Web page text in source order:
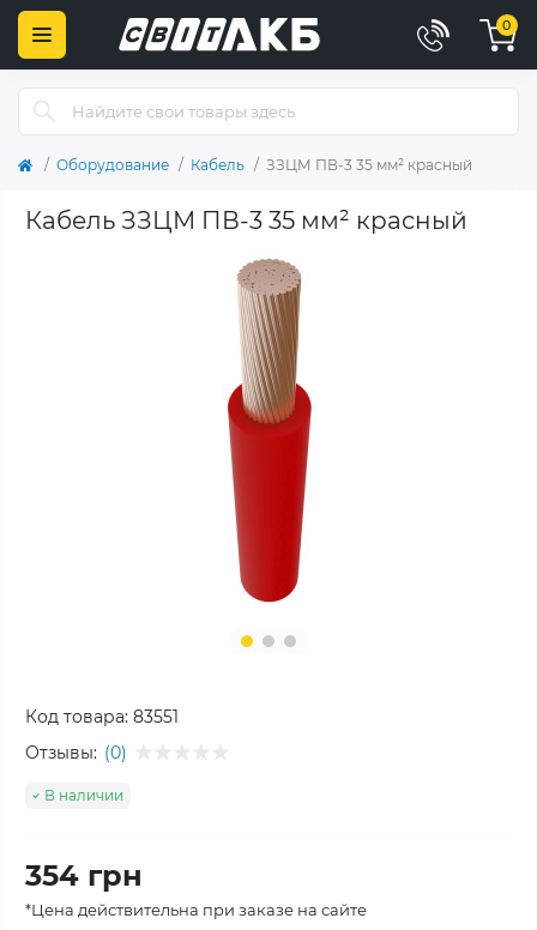
0
Оборудование Кабель ЗЗЦМ ПВ-3 35 мм² красный
Кабель ЗЗЦМ ПВ-3 35 мм² красный
Код товара: 83551
Отзывы: (0)
В наличии
354 грн
*Цена действительна при заказе на сайте